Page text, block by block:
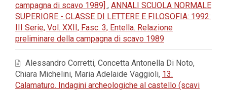
campagna di scavo 1989] , ANNALI SCUOLA NORMALE
SUPERIORE - CLASSE DI LETTERE E FILOSOFIA: 1992:
III Serie, Vol. XXII, Fasc. 3, Entella. Relazione
preliminare della campagna di scavo 1989
Alessandro Corretti, Concetta Antonella Di Noto,
Chiara Michelini, Maria Adelaide Vaggioli, 13.
Calamaturo. Indagini archeologiche al castello (scavi